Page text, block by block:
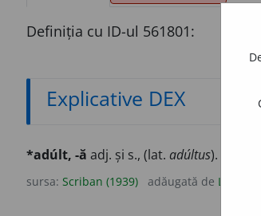
Definiția cu ID-ul 561801:
Explicative DEX
*adúlt, -ă adj. și s., (lat. adúltus).
sursa: Scriban (1939) adăugată de